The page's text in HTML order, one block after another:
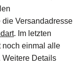
Versandadresse
. Im letzten
noch einmal alle
Weitere Details